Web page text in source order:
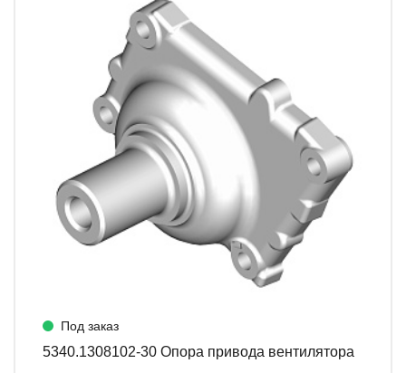
Под заказ
5340.1308102-30 Опора привода вентилятора